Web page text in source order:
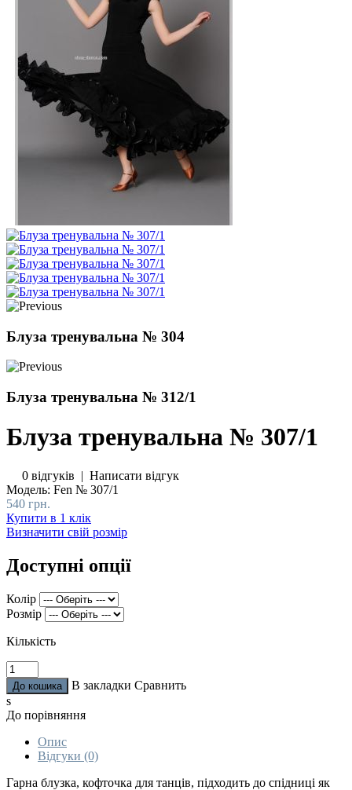
Блуза тренувальна № 304
Блуза тренувальна № 312/1
Блуза тренувальна № 307/1
0 відгуків | Написати відгук
Модель: Fen № 307/1
540 грн.
Купити в 1 клік
Визначити свій розмір
Доступні опції
Колір
Розмір
Кількість
В закладки Сравнить
s
До порівняння
Опис
Відгуки (0)
Гарна блузка, кофточка для танців, підходить до спідниці як